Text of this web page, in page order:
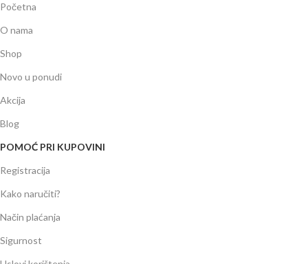
Početna
O nama
Shop
Novo u ponudi
Akcija
Blog
POMOĆ PRI KUPOVINI
Registracija
Kako naručiti?
Način plaćanja
Sigurnost